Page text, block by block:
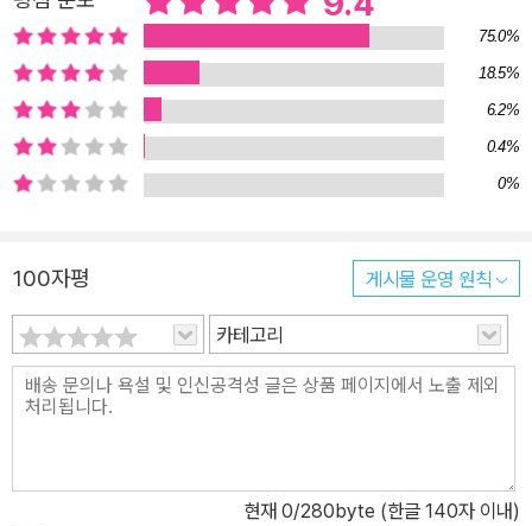
미 있게 하는가라는 주제에 매혹되었고, 문학은 삶의 의미를 이야기
의 형태로 전달해 주었다. 그러다가 그는 인간의 정신은 뇌의 작용이
라는 것을 알게 되어 스탠포드 대학에서 영문학과 생물학을 전공한
다. 생리적 존재이며 동시에 영적 존재인 인간을 탐구하면서 그는 결
국 의사가 되기로 결심한다. 그것은 “고통받는 사람들과 관계를 맺고
육체의 쇠락과 죽음 앞에서도 인간의 삶을 의미 있게 만들어주는 것
장 도전적으로 또한 가장 직접적으로 의미, 정체성, 죽음과 대면하게
해줄 것 같았다.” 이처럼 인문학적 통찰로부터 의사라는 직업을 선택
하고, 치명적인 뇌손상 환자들을 치료하며 그들에게 무엇을 해줄 수
있을까 끊임없이 고민해온 저자의 삶은 의학이, 과학이 인간의 삶에
어떤 역할을 할 수 있을지, 좋은 의사란 어떤 것인지 우리 사회에 화두
을 받는 환자와 대화할 때에는 정체성의 문제에 직면할 수밖에 없다.
75.0%
18.5%
6.2%
0.4%
0%
100자평 게시물 운영 원칙
카테고리
현재 0/280byte (한글 140자 이내)